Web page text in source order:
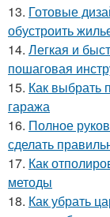
13. Готовые
обустроить
14. Легкая и
пошаговая
15. Как выбрать
гаража
16. Полное
сделать
17. Как
методы
18. Как убрать